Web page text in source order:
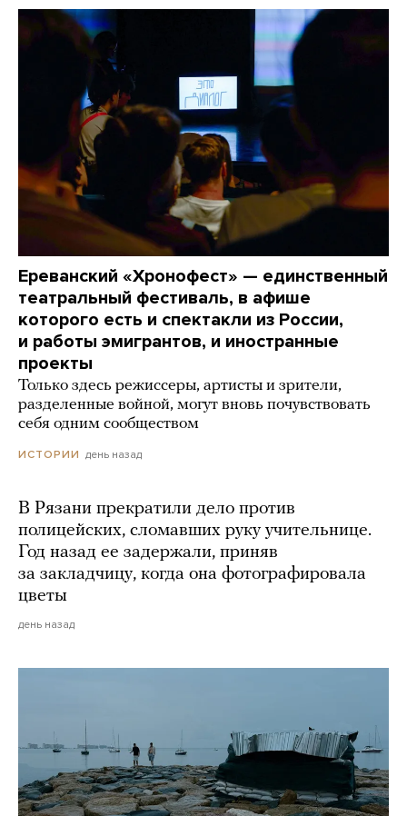
Ереванский «Хронофест» — единственный
театральный фестиваль, в афише
которого есть и спектакли из России,
и работы эмигрантов, и иностранные
проекты
Только здесь режиссеры, артисты и зрители,
разделенные войной, могут вновь почувствовать
себя одним сообществом
ИСТОРИИ день назад
В Рязани прекратили дело против
полицейских, сломавших руку учительнице.
Год назад ее задержали, приняв
за закладчицу, когда она фотографировала
цветы
день назад